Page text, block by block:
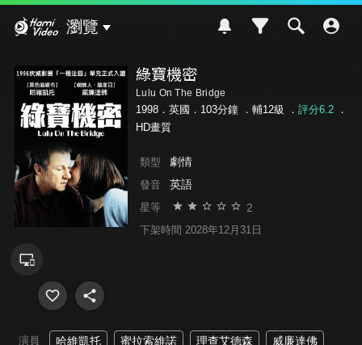
瀏覽
綠寶機密
Lulu On The Bridge
1998．英國．103分鐘 ． 輔12級 ． 評分6.2．
HD畫質
類型 劇情
發音 英語
星等 2
下架時間 2028年12月31日
演員 哈維凱托 蜜拉索維諾 理查艾德森 威廉達佛